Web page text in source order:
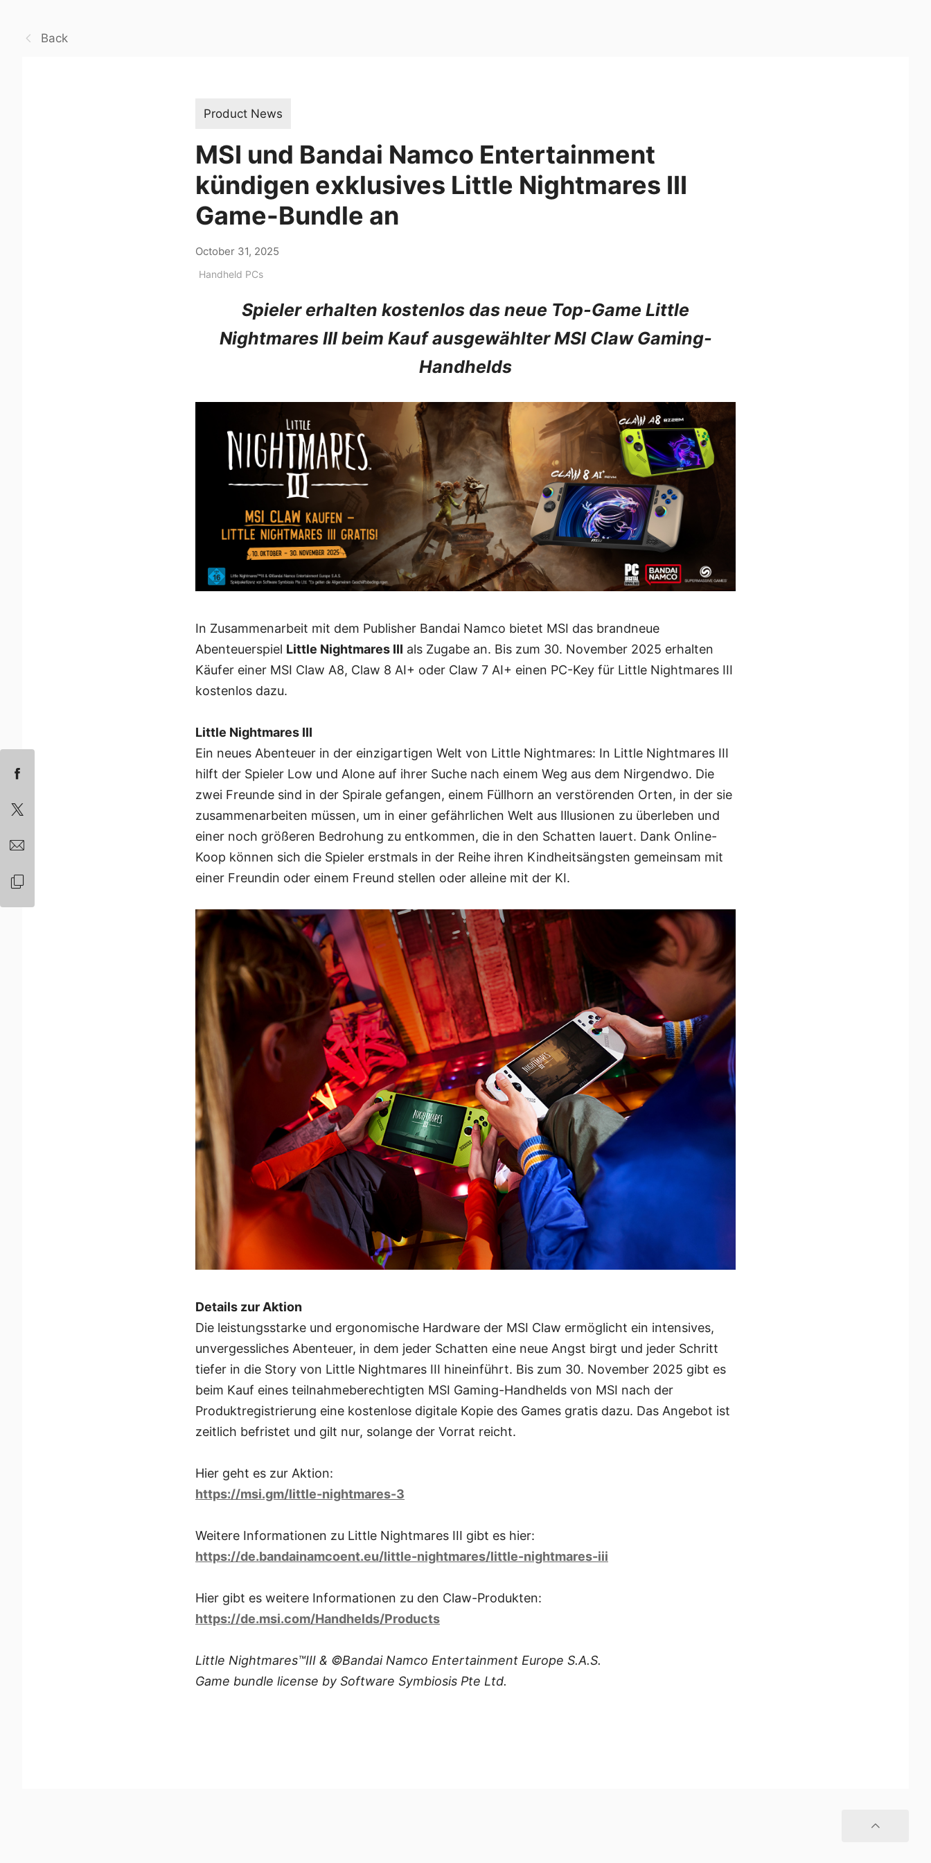
Back
Product News
MSI und Bandai Namco Entertainment
kündigen exklusives Little Nightmares III
Game-Bundle an
October 31, 2025
Handheld PCs
Spieler erhalten kostenlos das neue Top-Game Little
Nightmares III beim Kauf ausgewählter MSI Claw Gaming-
Handhelds
In Zusammenarbeit mit dem Publisher Bandai Namco bietet MSI das brandneue
Abenteuerspiel Little Nightmares III als Zugabe an. Bis zum 30. November 2025 erhalten
Käufer einer MSI Claw A8, Claw 8 AI+ oder Claw 7 AI+ einen PC-Key für Little Nightmares III
kostenlos dazu.
Little Nightmares III
Ein neues Abenteuer in der einzigartigen Welt von Little Nightmares: In Little Nightmares III
hilft der Spieler Low und Alone auf ihrer Suche nach einem Weg aus dem Nirgendwo. Die
zwei Freunde sind in der Spirale gefangen, einem Füllhorn an verstörenden Orten, in der sie
zusammenarbeiten müssen, um in einer gefährlichen Welt aus Illusionen zu überleben und
einer noch größeren Bedrohung zu entkommen, die in den Schatten lauert. Dank Online-
Koop können sich die Spieler erstmals in der Reihe ihren Kindheitsängsten gemeinsam mit
einer Freundin oder einem Freund stellen oder alleine mit der KI.
Details zur Aktion
Die leistungsstarke und ergonomische Hardware der MSI Claw ermöglicht ein intensives,
unvergessliches Abenteuer, in dem jeder Schatten eine neue Angst birgt und jeder Schritt
tiefer in die Story von Little Nightmares III hineinführt. Bis zum 30. November 2025 gibt es
beim Kauf eines teilnahmeberechtigten MSI Gaming-Handhelds von MSI nach der
Produktregistrierung eine kostenlose digitale Kopie des Games gratis dazu. Das Angebot ist
zeitlich befristet und gilt nur, solange der Vorrat reicht.
Hier geht es zur Aktion:
https://msi.gm/little-nightmares-3
Weitere Informationen zu Little Nightmares III gibt es hier:
https://de.bandainamcoent.eu/little-nightmares/little-nightmares-iii
Hier gibt es weitere Informationen zu den Claw-Produkten:
https://de.msi.com/Handhelds/Products
Little Nightmares™III & ©Bandai Namco Entertainment Europe S.A.S.
Game bundle license by Software Symbiosis Pte Ltd.